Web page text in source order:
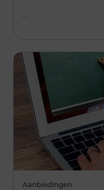
...
Aanbiedingen